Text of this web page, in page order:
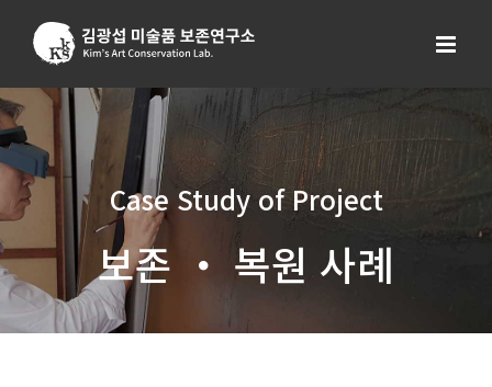
content
Case Study of Project
보존 ・ 복원 사례